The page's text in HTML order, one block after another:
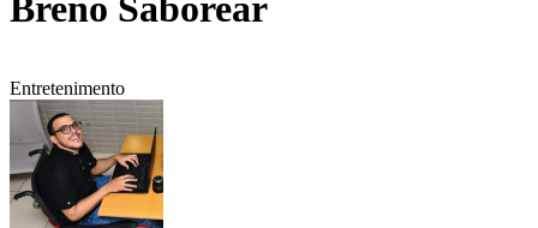
Entretenimento